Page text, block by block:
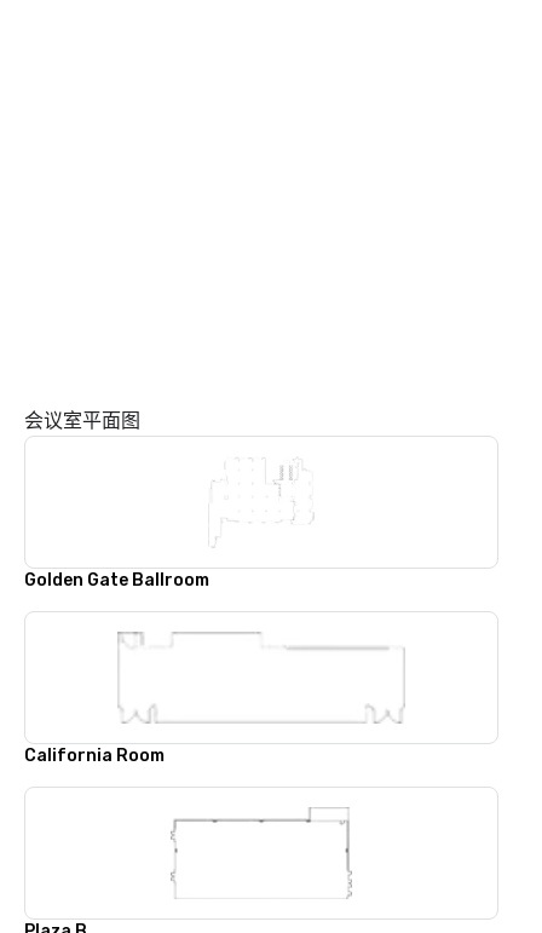
会议室平面图
Golden Gate Ballroom
California Room